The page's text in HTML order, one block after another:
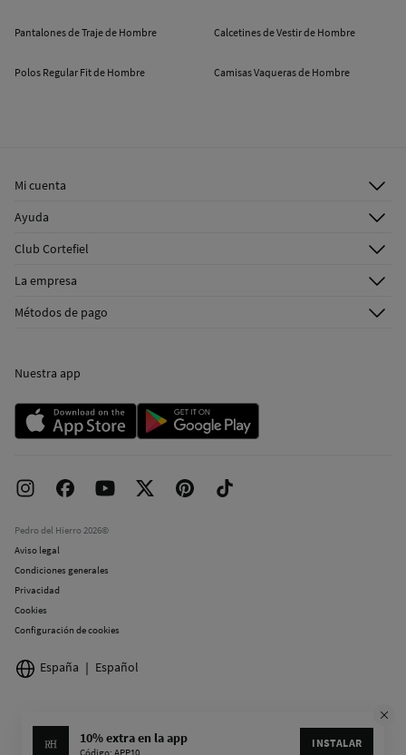
Pantalones de Traje de Hombre
Polos Regular Fit de Hombre
Calcetines de Vestir de Hombre
Camisas Vaqueras de Hombre
Mi cuenta
Direcciones de envío
Tarjeta abono
Ayuda
Preguntas frecuentes
Envíos
Concursos y sorteos
Club Cortefiel
La empresa
Trabaja con nosotros
Tiendas con sastrería a medida
Métodos de pago
Nuestra app
Pedro del Hierro 2026©
Aviso legal
Condiciones generales
Privacidad
Cookies
Configuración de cookies
España Español
10% extra en la app
Código: APP10
INSTALAR